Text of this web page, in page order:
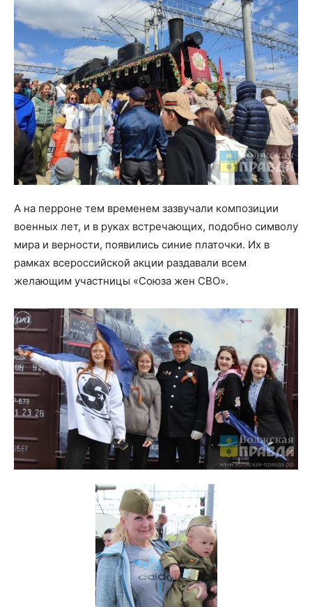
А на перроне тем временем зазвучали композиции
военных лет, и в руках встречающих, подобно символу
мира и верности, появились синие платочки. Их в
рамках всероссийской акции раздавали всем
желающим участницы «Союза жен СВО».